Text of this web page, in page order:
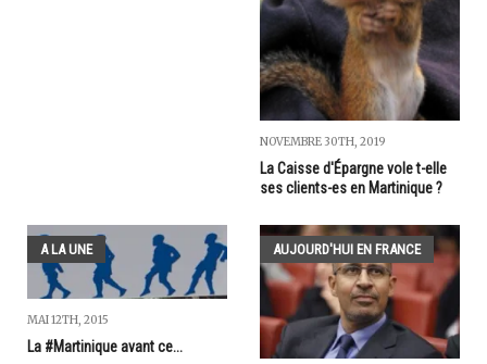
NOVEMBRE 30TH, 2019
La Caisse d'Épargne vole t-elle
ses clients-es en Martinique ?
A LA UNE
MAI 12TH, 2015
La #Martinique avant ce...
AUJOURD'HUI EN FRANCE